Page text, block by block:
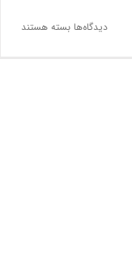
دیدگاه‌هابسته هستند